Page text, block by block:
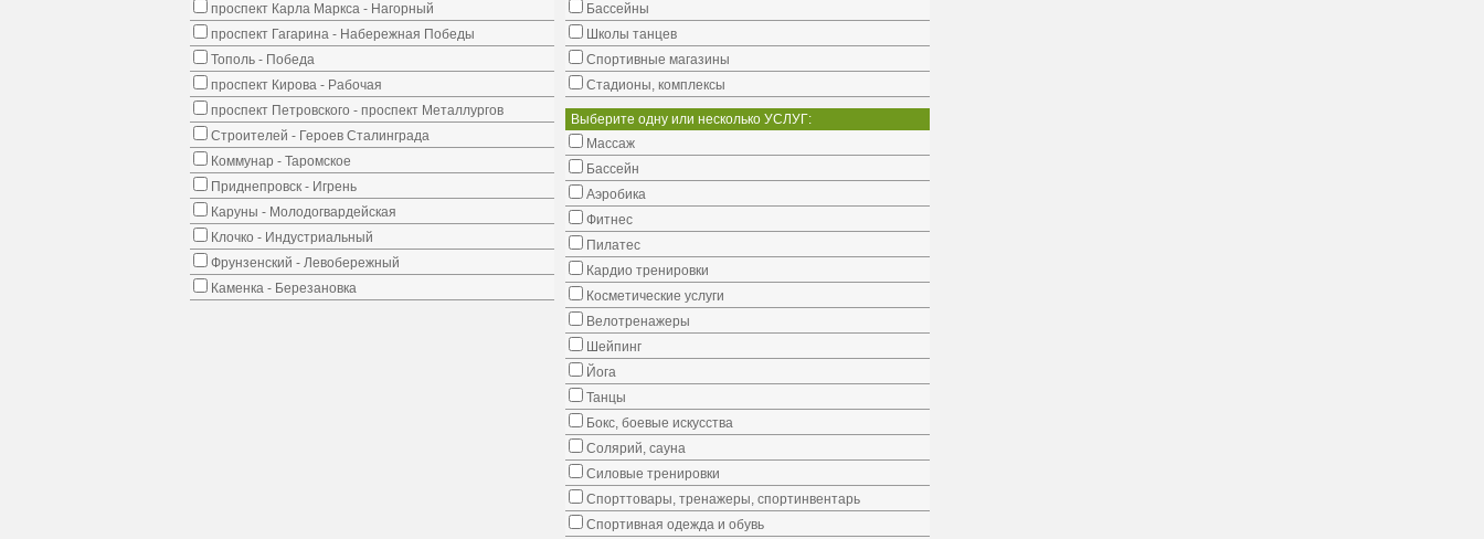
проспект Карла Маркса - Нагорный
проспект Гагарина - Набережная Победы
Тополь - Победа
проспект Кирова - Рабочая
проспект Петровского - проспект Металлургов
Строителей - Героев Сталинграда
Коммунар - Таромское
Приднепровск - Игрень
Каруны - Молодогвардейская
Клочко - Индустриальный
Фрунзенский - Левобережный
Каменка - Березановка
Бассейны
Школы танцев
Cпортивные магазины
Стадионы, комплексы
Выберите одну или несколько УСЛУГ:
Массаж
Бассейн
Аэробика
Фитнес
Пилатес
Кардио тренировки
Косметические услуги
Велотренажеры
Шейпинг
Йога
Танцы
Бокс, боевые искусства
Солярий, сауна
Силовые тренировки
Спорттовары, тренажеры, спортинвентарь
Спортивная одежда и обувь